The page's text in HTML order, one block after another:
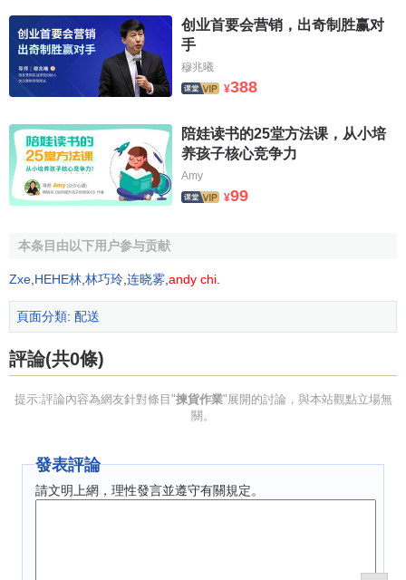
訂單或送貨單經過 信息處理
行走與搬運貨物的時間；
揀取完畢，將貨物分類集中的時間。
提高揀貨作業效率主要是縮短以上四個
外，防止發生揀貨錯誤，提高儲存管理
配送中心常用的揀貨作業主要有兩種，單一揀取和批量
揀取。
單一揀取
和分區彙總揀取幾種方式。
创业首要会营销，出奇制胜赢对
手
穆兆曦
¥388
陪娃读书的25堂方法课，从小培
养孩子核心竞争力
Amy
¥99
本条目由以下用户参与贡献
Zxe HEHE林 林巧玲 连晓雾 andy chi
頁面分類: 配送
評論(共0條)
提示:評論內容為網友針對條目"揀貨作業"展開的討論，與本站觀點立場無
關。
發表評論
請文明上網，理性發言並遵守有關規定。